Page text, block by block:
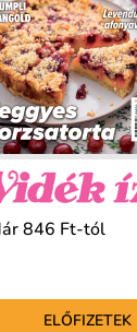
846 Ft-tól
ELŐFIZETEK